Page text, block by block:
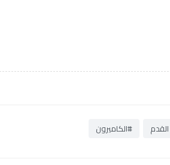
#الكاميرون